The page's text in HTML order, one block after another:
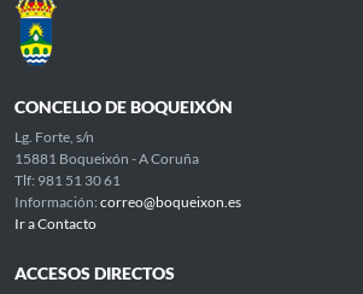
CONCELLO DE BOQUEIXÓN
Lg. Forte, s/n
15881 Boqueixón - A Coruña
Tlf: 981 51 30 61
Información: correo@boqueixon.es
Ir a Contacto
ACCESOS DIRECTOS